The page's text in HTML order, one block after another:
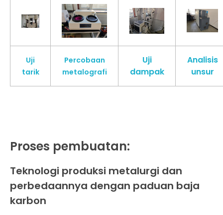
Uji
tarik
Percobaan
metalografi
Uji
dampak
Analisis
unsur
Proses pembuatan:
Teknologi produksi metalurgi dan
perbedaannya dengan paduan baja
karbon